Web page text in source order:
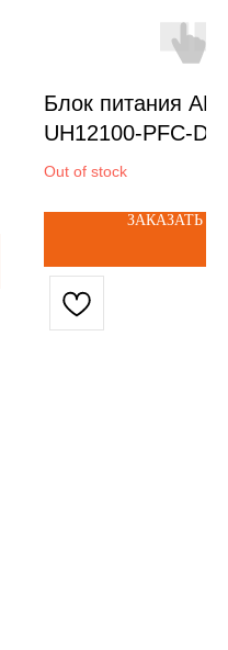
Блок питания
UH12100-PFC-
(12V, 8.3A, 100W)
лет) артикул:
Out of stock
ЗАКАЗАТЬ